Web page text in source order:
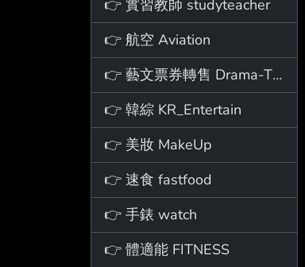
👉 實習教師 studyteacher
👉 航空 Aviation
👉 藝文票券轉售 Drama-Ticket
👉 韓綜 KR_Entertain
👉 美妝 MakeUp
👉 速食 fastfood
👉 手錶 watch
👉 體適能 FITNESS